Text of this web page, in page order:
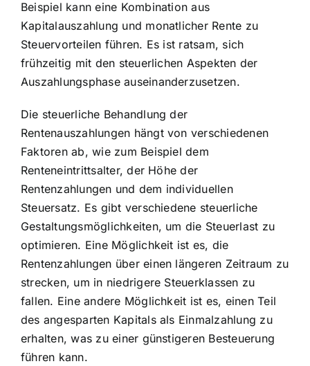
Beispiel kann eine Kombination aus
Kapitalauszahlung und monatlicher Rente zu
Steuervorteilen führen. Es ist ratsam, sich
frühzeitig mit den steuerlichen Aspekten der
Auszahlungsphase auseinanderzusetzen.
Die steuerliche Behandlung der
Rentenauszahlungen hängt von verschiedenen
Faktoren ab, wie zum Beispiel dem
Renteneintrittsalter, der Höhe der
Rentenzahlungen und dem individuellen
Steuersatz. Es gibt verschiedene steuerliche
Gestaltungsmöglichkeiten, um die Steuerlast zu
optimieren. Eine Möglichkeit ist es, die
Rentenzahlungen über einen längeren Zeitraum zu
strecken, um in niedrigere Steuerklassen zu
fallen. Eine andere Möglichkeit ist es, einen Teil
des angesparten Kapitals als Einmalzahlung zu
erhalten, was zu einer günstigeren Besteuerung
führen kann.